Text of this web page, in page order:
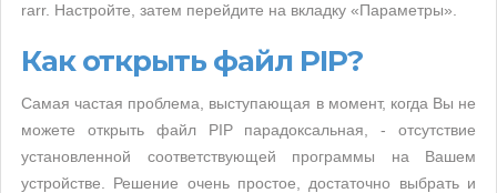
rarr. Настройте, затем перейдите на вкладку «Параметры».
Как открыть файл PIP?
Самая частая проблема, выступающая в момент, когда Вы не
можете открыть файл PIP парадоксальная, - отсутствие
установленной соответствующей программы на Вашем
устройстве. Решение очень простое, достаточно выбрать и